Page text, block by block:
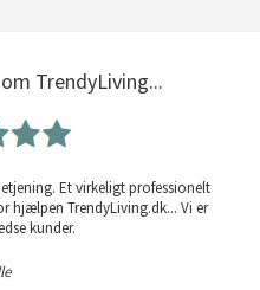
TrendyLiving...
Et virkeligt professionelt
hjælpen TrendyLiving.dk... Vi er
kunder.